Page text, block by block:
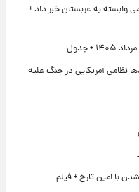
وابسته به عربستان خبر داد +
آمریکایی در جنگ علیه
با امین تارخ + فیلم